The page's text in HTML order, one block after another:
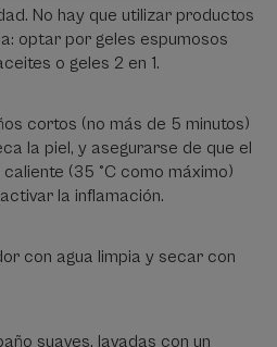
No hay que utilizar productos
optar por geles espumosos
o geles 2 en 1.
cortos (no más de 5 minutos)
la piel, y asegurarse de que el
(35 °C como máximo)
la inflamación.
con agua limpia y secar con
suaves, lavadas con un